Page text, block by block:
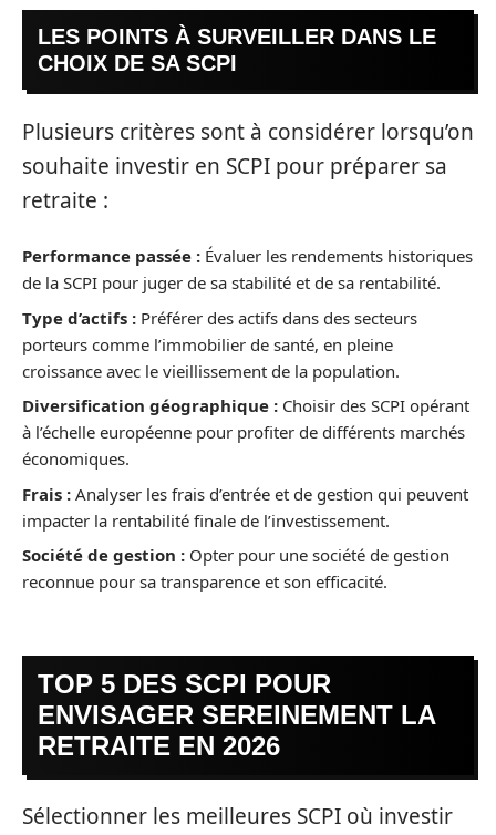
LES POINTS À SURVEILLER DANS LE
CHOIX DE SA SCPI
Plusieurs critères sont à considérer lorsqu’on
souhaite investir en SCPI pour préparer sa
retraite :
Performance passée : Évaluer les rendements historiques
de la SCPI pour juger de sa stabilité et de sa rentabilité.
Type d’actifs : Préférer des actifs dans des secteurs
porteurs comme l’immobilier de santé, en pleine
croissance avec le vieillissement de la population.
Diversification géographique : Choisir des SCPI opérant
à l’échelle européenne pour profiter de différents marchés
économiques.
Frais : Analyser les frais d’entrée et de gestion qui peuvent
impacter la rentabilité finale de l’investissement.
Société de gestion : Opter pour une société de gestion
reconnue pour sa transparence et son efficacité.
TOP 5 DES SCPI POUR
ENVISAGER SEREINEMENT LA
RETRAITE EN 2026
Sélectionner les meilleures SCPI où investir